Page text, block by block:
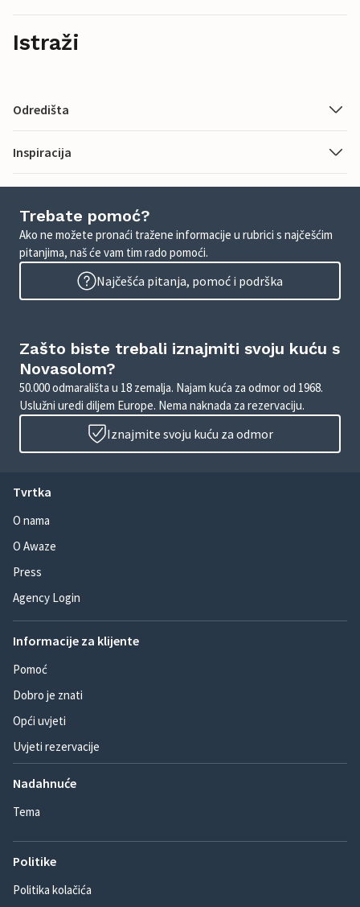
Istraži
Odredišta
Inspiracija
Trebate pomoć?
Ako ne možete pronaći tražene informacije u rubrici s najčešćim
pitanjima, naš će vam tim rado pomoći.
Najčešća pitanja, pomoć i podrška
Zašto biste trebali iznajmiti svoju kuću s
Novasolom?
50.000 odmarališta u 18 zemalja. Najam kuća za odmor od 1968.
Uslužni uredi diljem Europe. Nema naknada za rezervaciju.
Iznajmite svoju kuću za odmor
Tvrtka
O nama
O Awaze
Press
Agency Login
Informacije za klijente
Pomoć
Dobro je znati
Opći uvjeti
Uvjeti rezervacije
Nadahnuće
Tema
Politike
Politika kolačića